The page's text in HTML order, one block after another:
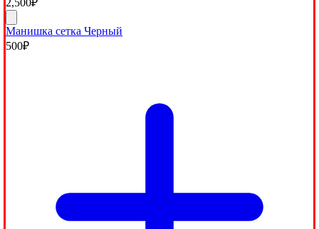
Манишка сетка Черный
500₽